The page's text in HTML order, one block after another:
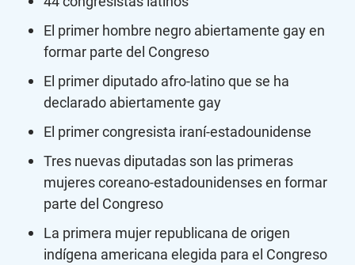
El primer hombre negro abiertamente gay en
formar parte del Congreso
El primer diputado afro-latino que se ha
declarado abiertamente gay
El primer congresista iraní-estadounidense
Tres nuevas diputadas son las primeras
mujeres coreano-estadounidenses en formar
parte del Congreso
La primera mujer republicana de origen
indígena americana elegida para el Congreso